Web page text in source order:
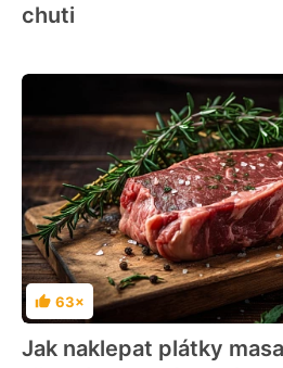
chuti
Hodnocení
63×
Jak naklepat plátky